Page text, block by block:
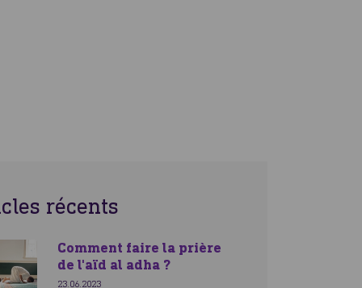
récents
Comment faire la prière
de l'aïd al adha ?
23.06.2023